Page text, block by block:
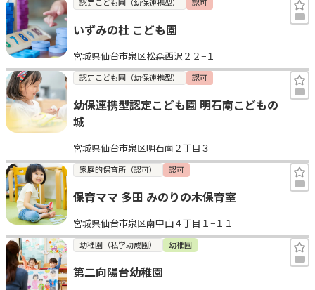
いずみの杜 こども園
宮城県仙台市泉区松森西沢２２−１
認定こども園（幼保連携型） 認可
幼保連携型認定こども園 明石南こどもの
城
宮城県仙台市泉区明石南２丁目３
家庭的保育所（認可） 認可
保育ママ 多田 みのりの木保育室
宮城県仙台市泉区南中山４丁目１−１１
幼稚園（私学助成園） 幼稚園
第二向陽台幼稚園